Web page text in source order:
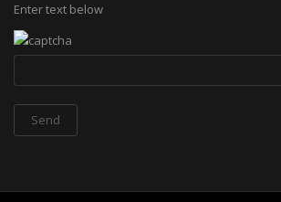
Enter text below